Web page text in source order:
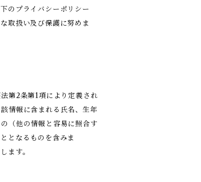
のプライバシーポリシー
取扱い及び保護に努めま
第2条第1項により定義され
情報に含まれる氏名、生年
（他の情報と容易に照合す
となるものを含みま
ます。